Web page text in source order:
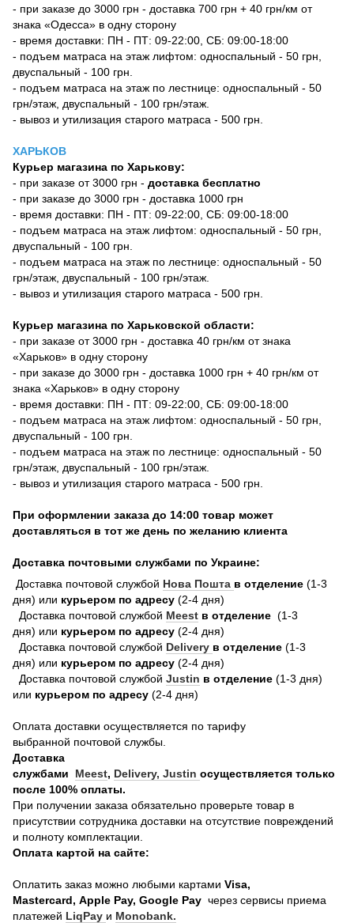
- при заказе до 3000 грн - доставка 700 грн + 40 грн/км от
знака «Одесса» в одну сторону
- время доставки: ПН - ПТ: 09-22:00, СБ: 09:00-18:00
- подъем матраса на этаж лифтом: односпальный - 50 грн,
двуспальный - 100 грн.
- подъем матраса на этаж по лестнице: односпальный - 50
грн/этаж, двуспальный - 100 грн/этаж.
- вывоз и утилизация старого матраса - 500 грн.
ХАРЬКОВ
Курьер магазина по Харькову:
- при заказе от 3000 грн - доставка бесплатно
- при заказе до 3000 грн - доставка 1000 грн
- время доставки: ПН - ПТ: 09-22:00, СБ: 09:00-18:00
- подъем матраса на этаж лифтом: односпальный - 50 грн,
двуспальный - 100 грн.
- подъем матраса на этаж по лестнице: односпальный - 50
грн/этаж, двуспальный - 100 грн/этаж.
- вывоз и утилизация старого матраса - 500 грн.
Курьер магазина по Харьковской области:
- при заказе от 3000 грн - доставка 40 грн/км от знака
«Харьков» в одну сторону
- при заказе до 3000 грн - доставка 1000 грн + 40 грн/км от
знака «Харьков» в одну сторону
- время доставки: ПН - ПТ: 09-22:00, СБ: 09:00-18:00
- подъем матраса на этаж лифтом: односпальный - 50 грн,
двуспальный - 100 грн.
- подъем матраса на этаж по лестнице: односпальный - 50
грн/этаж, двуспальный - 100 грн/этаж.
- вывоз и утилизация старого матраса - 500 грн.
При оформлении заказа до 14:00 товар может
доставляться в тот же день по желанию клиента
Доставка почтовыми службами по Украине:
Доставка почтовой службой Нова Пошта в отделение (1-3
дня) или курьером по адресу (2-4 дня)
Доставка почтовой службой Meest в отделение (1-3
дня) или курьером по адресу (2-4 дня)
Доставка почтовой службой Delivery в отделение (1-3
дня) или курьером по адресу (2-4 дня)
Доставка почтовой службой Justin в отделение (1-3 дня)
или курьером по адресу (2-4 дня)
Оплата доставки осуществляется по тарифу
выбранной почтовой службы.
Доставка
службами
Meest, Delivery, Justin осуществляется только
после 100% оплаты.
При получении заказа обязательно проверьте товар в
присутствии сотрудника доставки на отсутствие повреждений
и полноту комплектации.
Оплата картой на сайте:
Оплатить заказ можно любыми картами Visa,
Mastercard, Apple Pay, Google Pay через сервисы приема
платежей LiqPay и Monobank.